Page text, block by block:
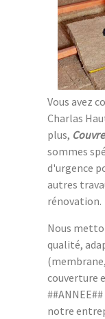
Vous avez
Charlas
plus,
sommes
d'urgence
autres
rénovation.
Nous
qualité,
couverture
notre